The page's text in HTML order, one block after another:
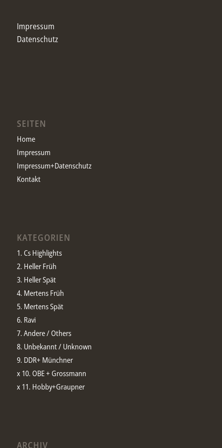
Impressum
Datenschutz
SEITEN
Home
Impressum
Impressum+Datenschutz
Kontakt
KATEGORIEN
1. Cs Highlights
2. Heller Früh
3. Heller Spät
4. Mertens Früh
5. Mertens Spät
6. Ravi
7. Andere / Others
8. Unbekannt / Unknown
9. DDR+ Münchner
x 10. OBE + Grossmann
x 11. Hobby+Graupner
ARCHIV